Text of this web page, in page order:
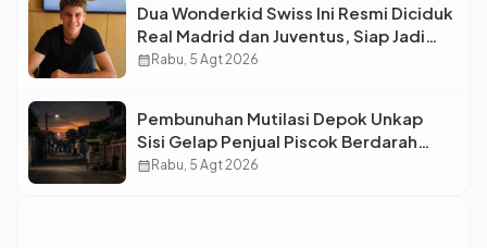
Dua Wonderkid Swiss Ini Resmi Diciduk
Real Madrid dan Juventus, Siap Jadi
Bintang Baru Eropa
calendar_monthRabu, 5 Agt 2026
Pembunuhan Mutilasi Depok Unkap
Sisi Gelap Penjual Piscok Berdarah
Dingin
calendar_monthRabu, 5 Agt 2026